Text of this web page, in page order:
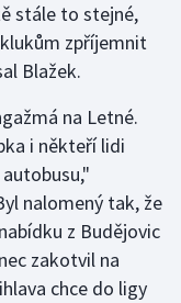
stále to stejné,
zpříjemnit
Blažek.
na Letné.
i někteří lidi
nalomený tak, že
z Budějovic
zakotvil na
chce do ligy